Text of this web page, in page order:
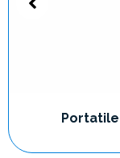
Portatile